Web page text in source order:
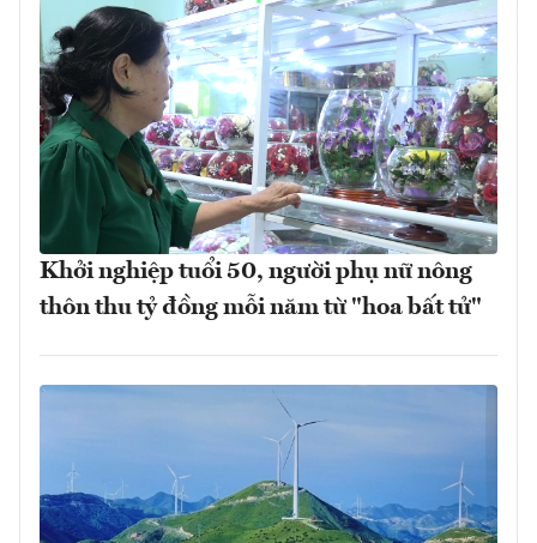
Khởi nghiệp tuổi 50, người phụ nữ nông
thôn thu tỷ đồng mỗi năm từ "hoa bất tử"